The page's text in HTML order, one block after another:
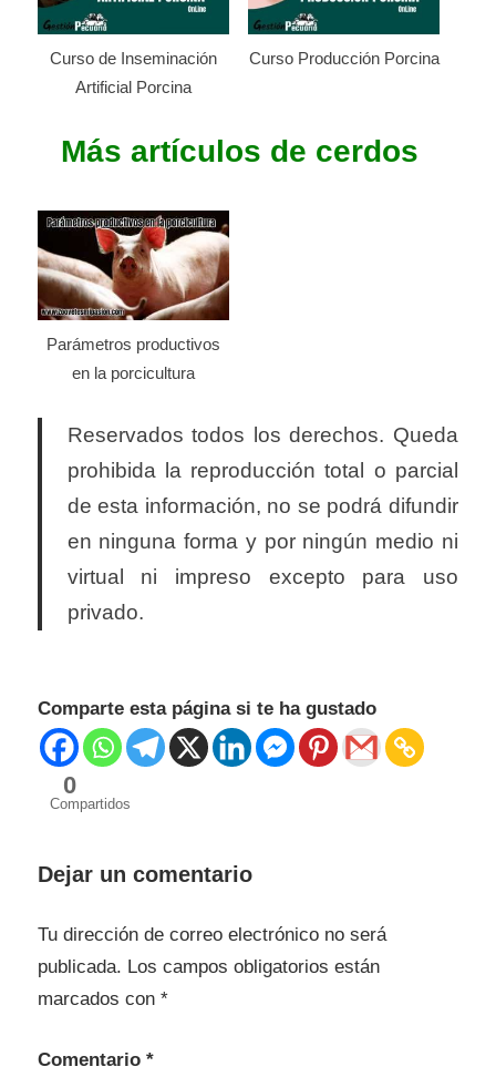
Curso de Inseminación
Artificial Porcina
Curso Producción Porcina
Más artículos de cerdos
Parámetros productivos
en la porcicultura
Reservados todos los derechos. Queda
prohibida la reproducción total o parcial
de esta información, no se podrá difundir
en ninguna forma y por ningún medio ni
virtual ni impreso excepto para uso
privado.
Comparte esta página si te ha gustado
0
Compartidos
Dejar un comentario
Tu dirección de correo electrónico no será
publicada. Los campos obligatorios están
marcados con *
Comentario *